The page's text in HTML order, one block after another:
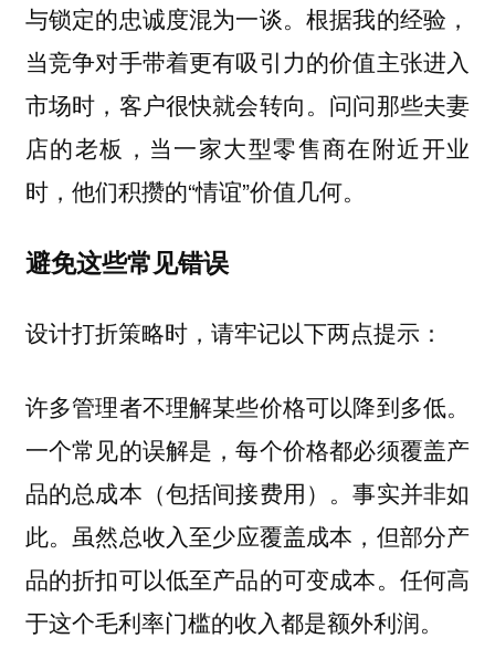
与锁定的忠诚度混为一谈。根据我的经验，
当竞争对手带着更有吸引力的价值主张进入
市场时，客户很快就会转向。 问问那些夫妻
店的老板，当一家大型零售商在附近开业
时，他们积攒的“情谊”价值几何。
避免这些常见错误
设计打折策略时，请牢记以下两点提示：
许多管理者不理解某些价格可以降到多低。
一个常见的误解是，每个价格都必须覆盖产
品的总成本（包括间接费用）。事实并非如
此。虽然总收入至少应覆盖成本，但部分产
品的折扣可以低至产品的可变成本。任何高
于这个毛利率门槛的收入都是额外利润。